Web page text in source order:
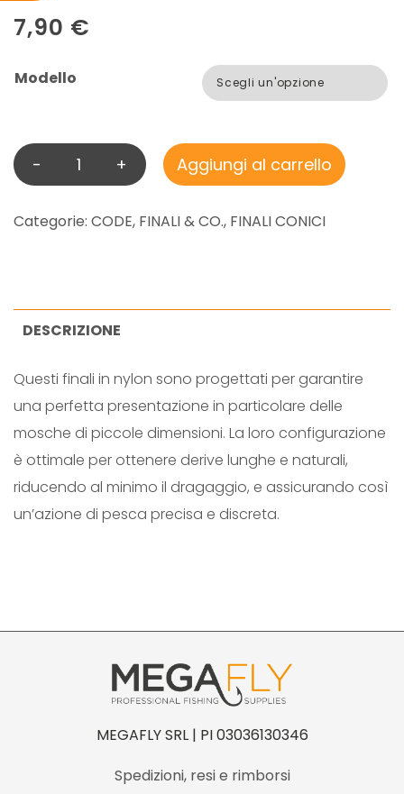
7,90 €
Modello
V
I
S
C
A
S
S
I
C
T
- + Aggiungi al carrello
Categorie: CODE, FINALI & CO., FINALI CONICI
DESCRIZIONE
Questi finali in nylon sono progettati per garantire
una perfetta presentazione in particolare delle
mosche di piccole dimensioni. La loro configurazione
è ottimale per ottenere derive lunghe e naturali,
riducendo al minimo il dragaggio, e assicurando così
un’azione di pesca precisa e discreta.
MEGAFLY SRL | PI 03036130346
Spedizioni, resi e rimborsi